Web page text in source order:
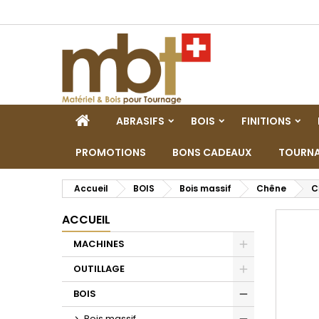
ACCUEILABRASIFS BOIS FINITIONS
PROMOTIONS BONS CADEAUX
Accueil BOIS Bois massif Chêne
ACCUEIL
MACHINES
OUTILLAGE
BOIS